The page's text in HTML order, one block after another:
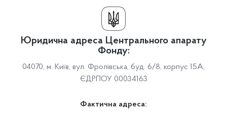
Юридична адреса Центрального апарату
Фонду:
04070, м. Київ, вул. Фролівська, буд. 6/8, корпус 15А,
ЄДРПОУ 00034163
Фактична адреса: